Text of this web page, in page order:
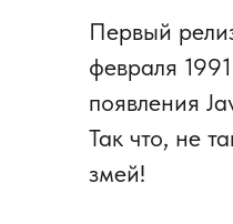
Первый
февраля
появления
Так что, не
змей!